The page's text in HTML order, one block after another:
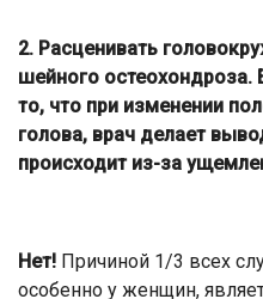
2. Расценивать
шейного остеохондроза.
то, что при изменении
голова, врач делает
происходит из-за
Нет! Причиной 1/3 всех
особенно у женщин,